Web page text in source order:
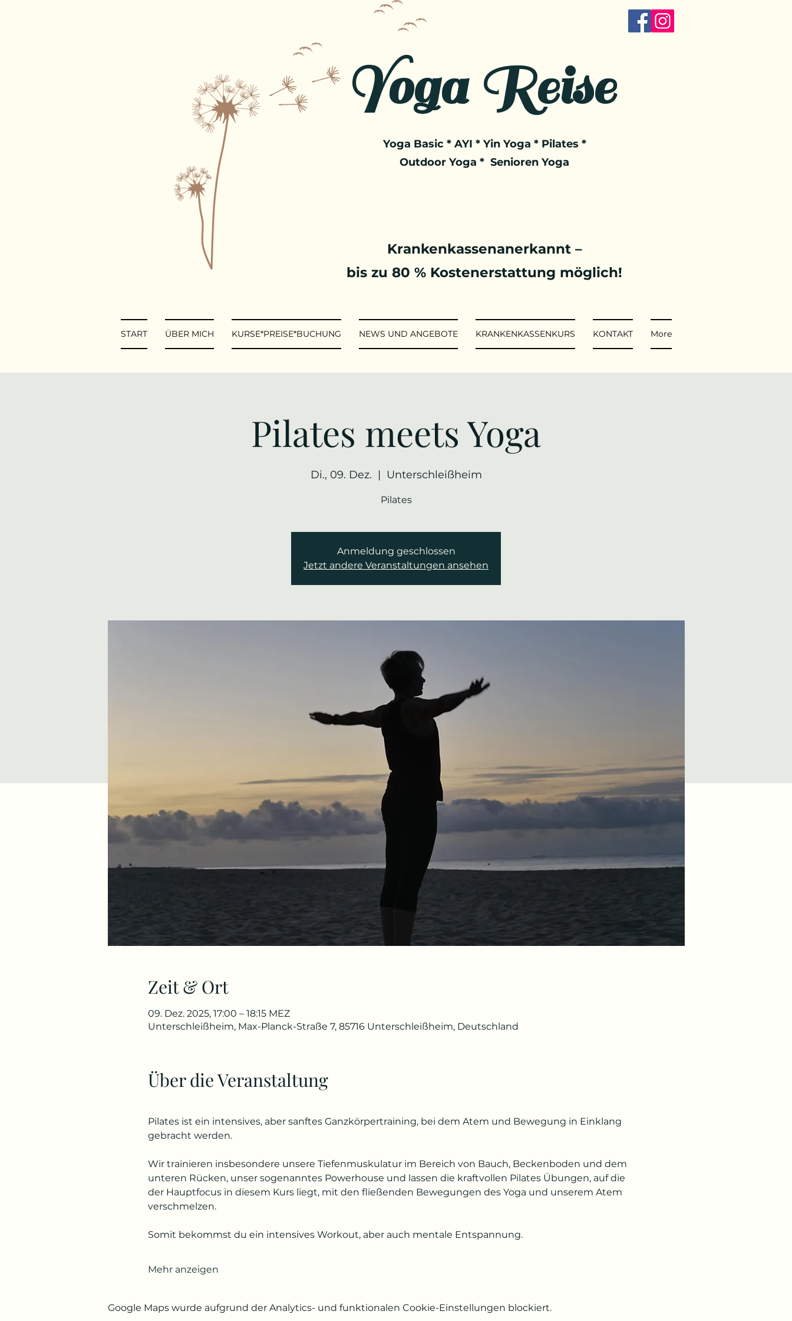
Yoga Reise
Yoga Basic * AYI * Yin Yoga * Pilates *
Outdoor Yoga * Senioren Yoga
Krankenkassenanerkannt –
bis zu 80 % Kostenerstattung möglich!
START ÜBER MICH KURSE*PREISE*BUCHUNG NEWS UND ANGEBOTE KRANKENKASSENKURS KONTAKT More
Pilates meets Yoga
Di., 09. Dez.
  |
Unterschleißheim
Pilates
Anmeldung geschlossen
Jetzt andere Veranstaltungen ansehen
Zeit & Ort
09. Dez. 2025, 17:00 – 18:15 MEZ
Unterschleißheim, Max-Planck-Straße 7, 85716 Unterschleißheim, Deutschland
Über die Veranstaltung
Pilates ist ein intensives, aber sanftes Ganzkörpertraining, bei dem Atem und Bewegung in Einklang
gebracht werden.
Wir trainieren insbesondere unsere Tiefenmuskulatur im Bereich von Bauch, Beckenboden und dem
unteren Rücken, unser sogenanntes Powerhouse und lassen die kraftvollen Pilates Übungen, auf die
der Hauptfocus in diesem Kurs liegt, mit den fließenden Bewegungen des Yoga und unserem Atem
verschmelzen.
Somit bekommst du ein intensives Workout, aber auch mentale Entspannung.
Mehr anzeigen
Google Maps wurde aufgrund der Analytics- und funktionalen Cookie-Einstellungen blockiert.